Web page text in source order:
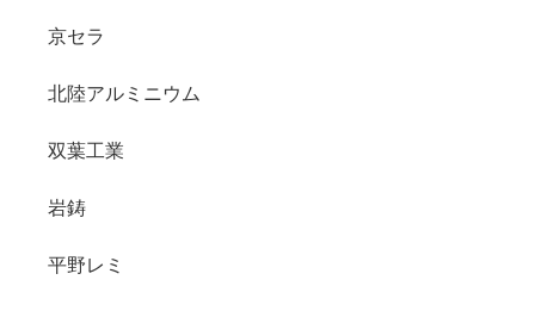
京セラ
北陸アルミニウム
双葉工業
岩鋳
平野レミ